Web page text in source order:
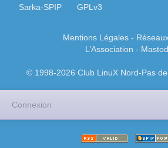
Sarka-SPIP GPLv3
Mentions Légales-
L’Association -
© 1998-2026 Club LinuX Nord-Pas
Connexion